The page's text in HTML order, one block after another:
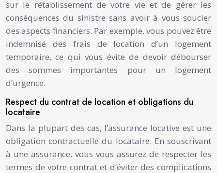
sur le rétablissement de votre vie et de gérer les
conséquences du sinistre sans avoir à vous soucier
des aspects financiers. Par exemple, vous pouvez être
indemnisé des frais de location d’un logement
temporaire, ce qui vous évite de devoir débourser
des sommes importantes pour un logement
d’urgence.
Respect du contrat de location et obligations du
locataire
Dans la plupart des cas, l’assurance locative est une
obligation contractuelle du locataire. En souscrivant
à une assurance, vous vous assurez de respecter les
termes de votre contrat et d’éviter des complications